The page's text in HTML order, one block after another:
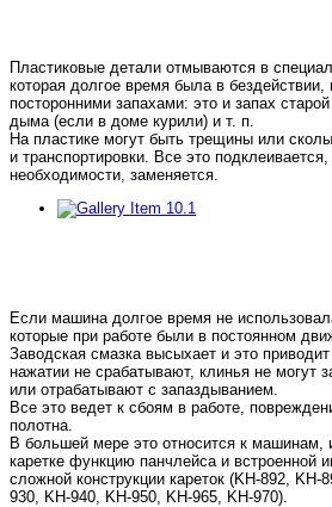
Пластиковые детали отмываются в
которая долгое время была в бездействии,
посторонними запахами: это и запах
дыма (если в доме курили) и т. п.
На пластике могут быть трещины или
и транспортировки. Все это
необходимости, заменяется.
Если машина долгое время не
которые при работе были в постоянном
Заводская смазка высыхает и это
нажатии не срабатывают, клинья не могут
или отрабатывают с запаздыванием.
Все это ведет к сбоям в работе,
полотна.
В большей мере это относится к
каретке функцию панчлейса и встроенной
сложной конструкции кареток (KH-892, KH-
930, KH-940, KH-950, KH-965, KH-970).